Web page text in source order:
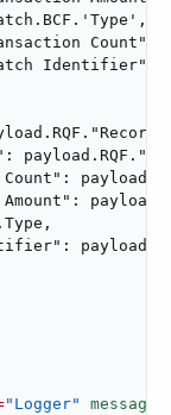
"Logger" message